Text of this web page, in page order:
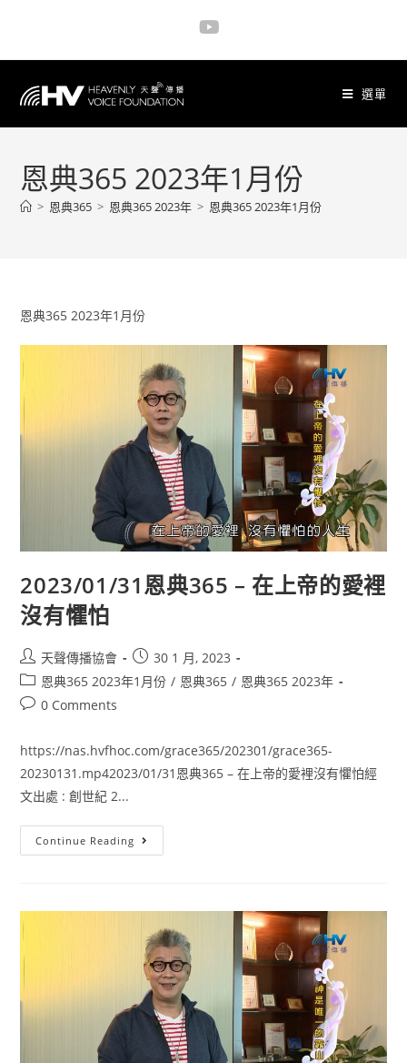
選單
恩典365 2023年1月份
> 恩典365 > 恩典365 2023年 > 恩典365 2023年1月份
恩典365 2023年1月份
2023/01/31恩典365 – 在上帝的愛裡
沒有懼怕
天聲傳播協會
30 1 月, 2023
恩典365 2023年1月份 / 恩典365 / 恩典365 2023年
0 Comments
https://nas.hvfhoc.com/grace365/202301/grace365-
20230131.mp42023/01/31恩典365 – 在上帝的愛裡沒有懼怕經
文出處 : 創世紀 2...
Continue Reading